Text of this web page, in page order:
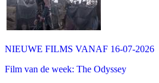
NIEUWE FILMS VANAF 16-07-2026
Film van de week: The Odyssey